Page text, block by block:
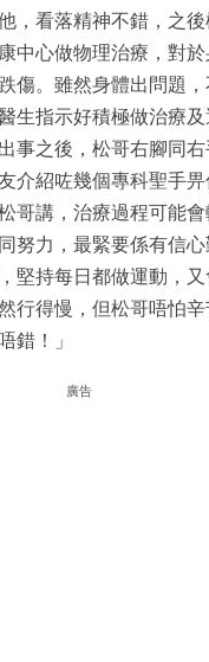
，看落精神不錯，之
中心做物理治療，對於
傷。雖然身體出問題
生指示好積極做治療
事之後，松哥右腳同右
介紹咗幾個專科聖手
哥講，治療過程可能
努力，最緊要係有信
堅持每日都做運動，
行得慢，但松哥唔怕
錯！」
廣告